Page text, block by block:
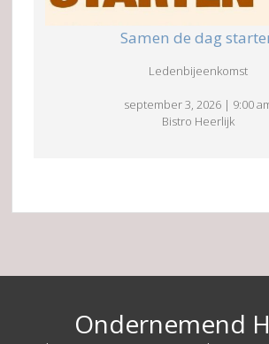
Samen de dag
Ledenbijeenkomst
september 3, 2026 | 9:00
Bistro Heerlijk
Ondernemend